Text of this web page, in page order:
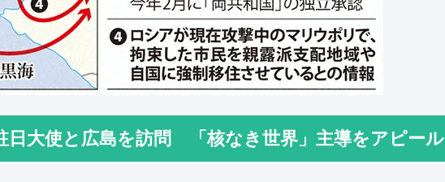
日大使と広島を訪問 「核なき世界」主導をアピール